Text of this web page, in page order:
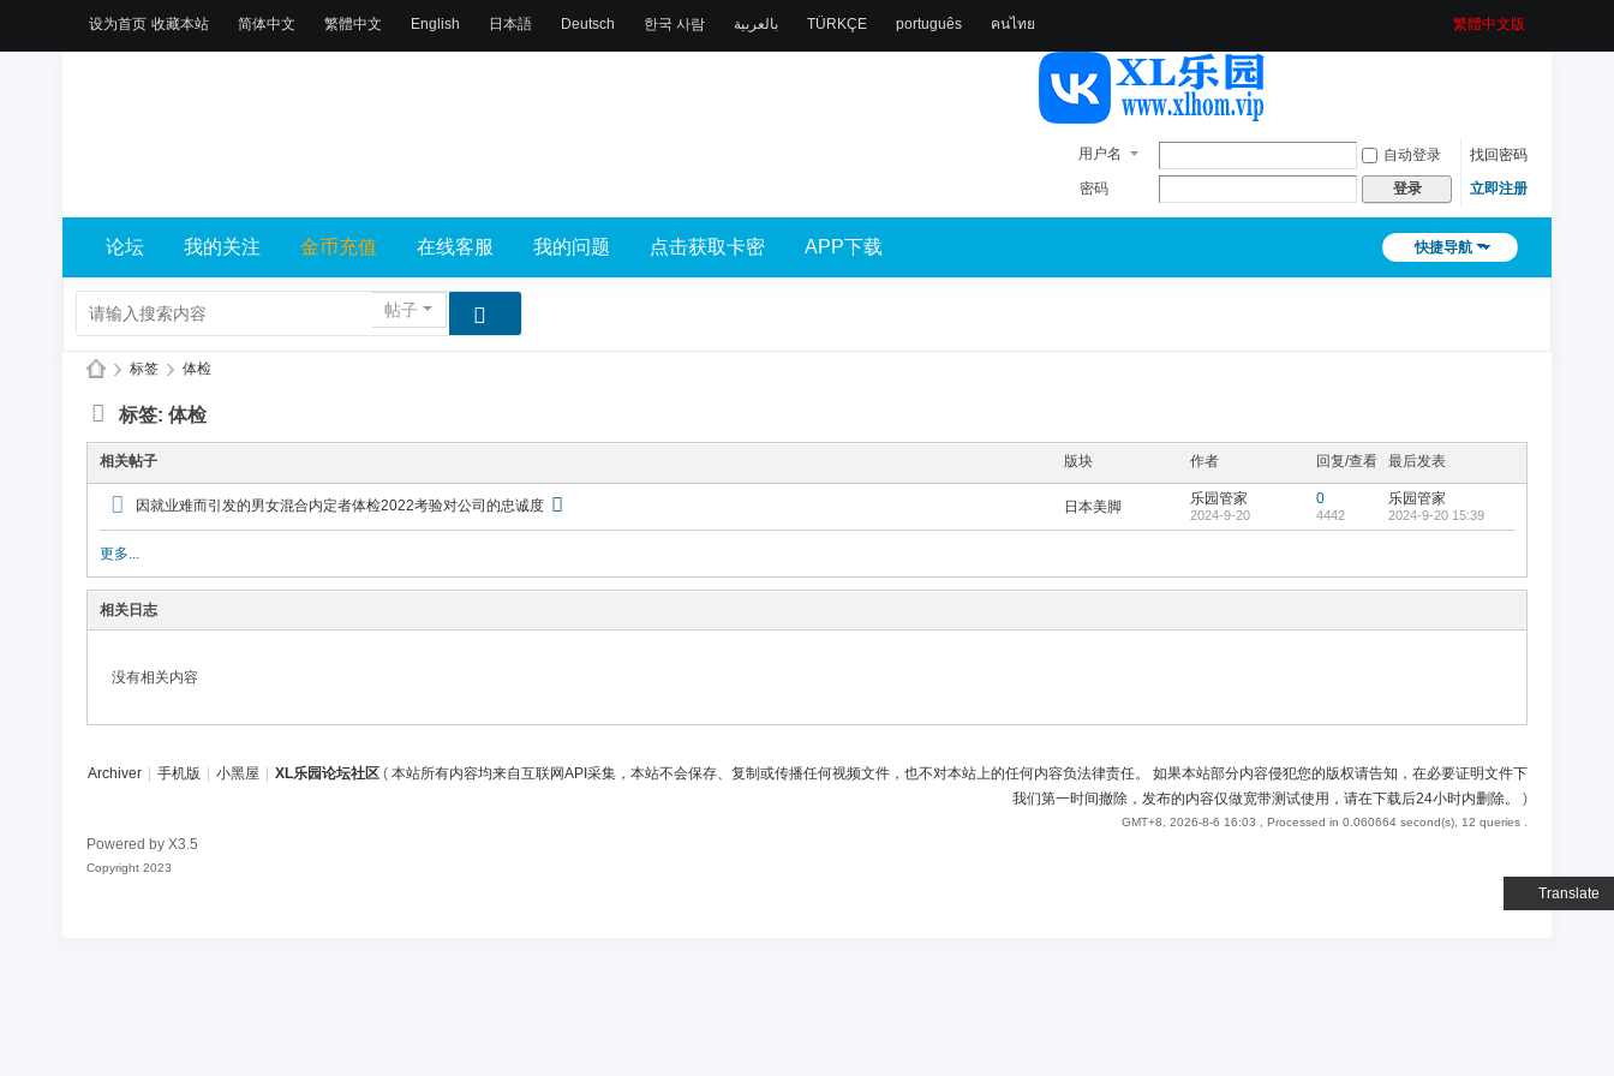
设为首页 收藏本站
Translate
简体中文 繁體中文 English 日本語 Deutsch 한국 사람 بالعربية TÜRKÇE português คนไทย 繁體中文版
用户名 自动登录
找回密码
密码
登录 立即注册
快捷导航
论坛 我的关注 金币充值 在线客服 我的问题 点击获取卡密 APP下载
帖子
X
L
乐
论
坛
社
› 标签 › 体检
标签: 体检
相关帖子 版块 作者 回复/查看 最后发表
因就业难而引发的男女混合内定者体检2022考验对公司的忠诚度 日本美脚 乐园管家
2024-9-20
0
4442
乐园管家
2024-9-20 15:39
更多...
相关日志
没有相关内容
Archiver 手机版 小黑屋 XL乐园论坛社区 ( 本站所有内容均来自互联网API采集，本站不会保存、复制或传播任何视频文件，也不对本站上的任何内容负法律责任。 如果本站部分内容侵犯您的版权请告知，在必要证明文件下
我们第一时间撤除，发布的内容仅做宽带测试使用，请在下载后24小时内删除。
)
GMT+8, 2026-8-6 16:03 , Processed in 0.060664 second(s), 12 queries .
Powered by X3.5
Copyright 2023